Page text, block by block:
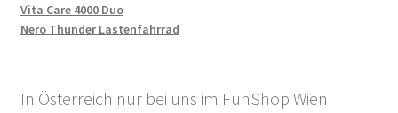
Vita Care 4000 Duo
Nero Thunder Lastenfahrrad
In Österreich nur bei uns im FunShop Wien